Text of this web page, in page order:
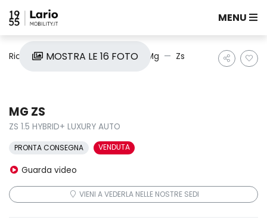
MENU
Ricerca auto Nuove e Km0 Mg Zs
MOSTRA LE 16 FOTO
MG ZS
ZS 1.5 HYBRID+ LUXURY AUTO
PRONTA CONSEGNA VENDUTA
Guarda video
VIENI A VEDERLA NELLE NOSTRE SEDI